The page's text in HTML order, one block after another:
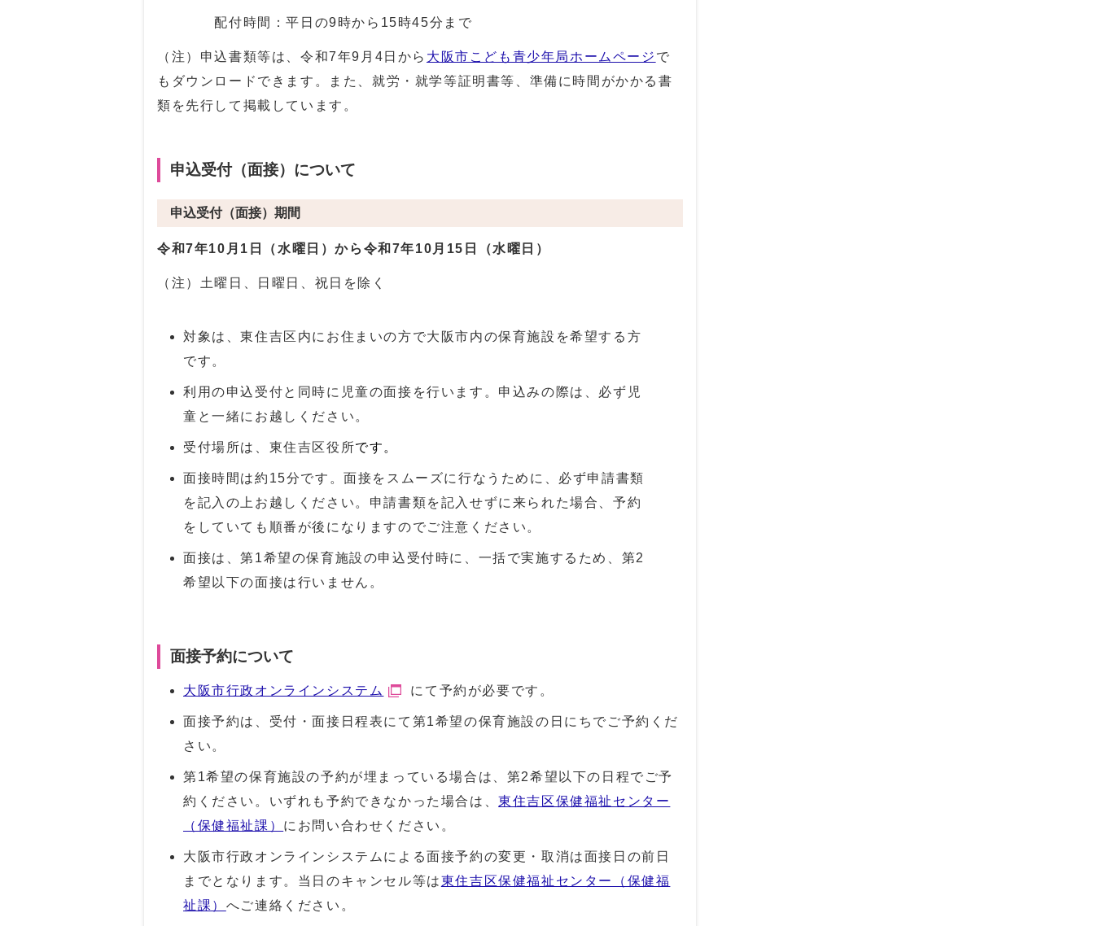
配付時間：平日の9時から15時45分まで
（注）申込書類等は、令和7年9月4日から 大阪市こども青少年局ホームページ で
もダウンロードできます。また、就労・就学等証明書等、準備に時間がかかる書
類を先行して掲載しています。
申込受付（面接）について
申込受付（面接）期間
令和7年10月1日（水曜日）から令和7年10月15日（水曜日）
（注）土曜日、日曜日、祝日を除く
対象は、東住吉区内にお住まいの方で大阪市内の保育施設を希望する方
です。
利用の申込受付と同時に児童の面接を行います。申込みの際は、必ず児
童と一緒にお越しください。
受付場所は、東住吉区役所です。
面接時間は約15分です。面接をスムーズに行なうために、必ず申請書類
を記入の上お越しください。申請書類を記入せずに来られた場合、予約
をしていても順番が後になりますのでご注意ください。
面接は、第1希望の保育施設の申込受付時に、一括で実施するため、第2
希望以下の面接は行いません。
面接予約について
大阪市行政オンラインシステム にて予約が必要です。
面接予約は、受付・面接日程表にて第1希望の保育施設の日にちでご予約くだ
さい。
第1希望の保育施設の予約が埋まっている場合は、第2希望以下の日程でご予
約ください。いずれも予約できなかった場合は、東住吉区保健福祉センター
（保健福祉課） にお問い合わせください。
大阪市行政オンラインシステムによる面接予約の変更・取消は面接日の前日
までとなります。当日のキャンセル等は東住吉区保健福祉センター（保健福
祉課） へご連絡ください。